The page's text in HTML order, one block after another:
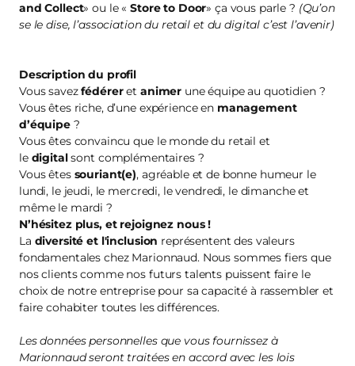
and Collect» ou le «Store to Door» ça vous parle ? (Qu’on
se le dise, l’association du retail et du digital c’est l’avenir)
Description du profil
Vous savezfédéreret animer une équipe au quotidien ?
Vous êtes riche, d’une expérience en management
d’équipe ?
Vous êtes convaincu que le monde du retail et
le digitalsont complémentaires ?
Vous êtes souriant(e), agréable et de bonne humeur le
lundi, le jeudi, le mercredi, le vendredi, le dimanche et
même le mardi ?
N’hésitez plus, et rejoignez nous!
La diversité et l'inclusion représentent des valeurs
fondamentales chez Marionnaud. Nous sommes fiers que
nos clients comme nos futurs talents puissent faire le
choix de notre entreprise pour sa capacité à rassembler et
faire cohabiter toutes les différences.
Les données personnelles que vous fournissez à
Marionnaud seront traitées en accord avec les lois